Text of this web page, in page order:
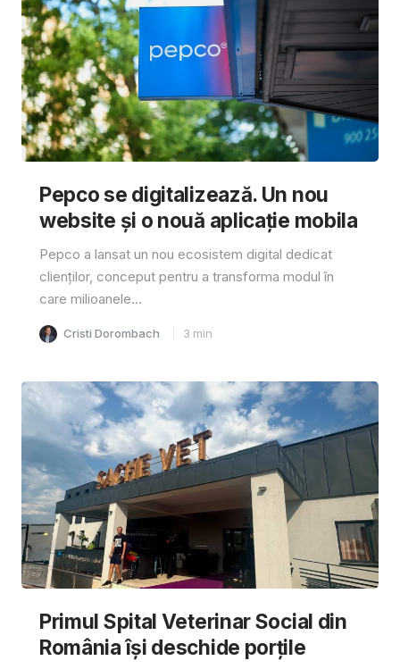
Pepco se digitalizează. Un nou
website și o nouă aplicație mobila
Pepco a lansat un nou ecosistem digital dedicat
clienților, conceput pentru a transforma modul în
care milioanele...
Cristi Dorombach 3 min
Primul Spital Veterinar Social din
România își deschide porțile